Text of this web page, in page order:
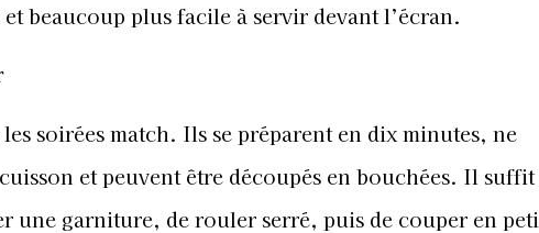
beaucoup plus facile à servir devant l’écran.
soirées match. Ils se préparent en dix minutes, ne
et peuvent être découpés en bouchées. Il suffit
une garniture, de rouler serré, puis de couper en